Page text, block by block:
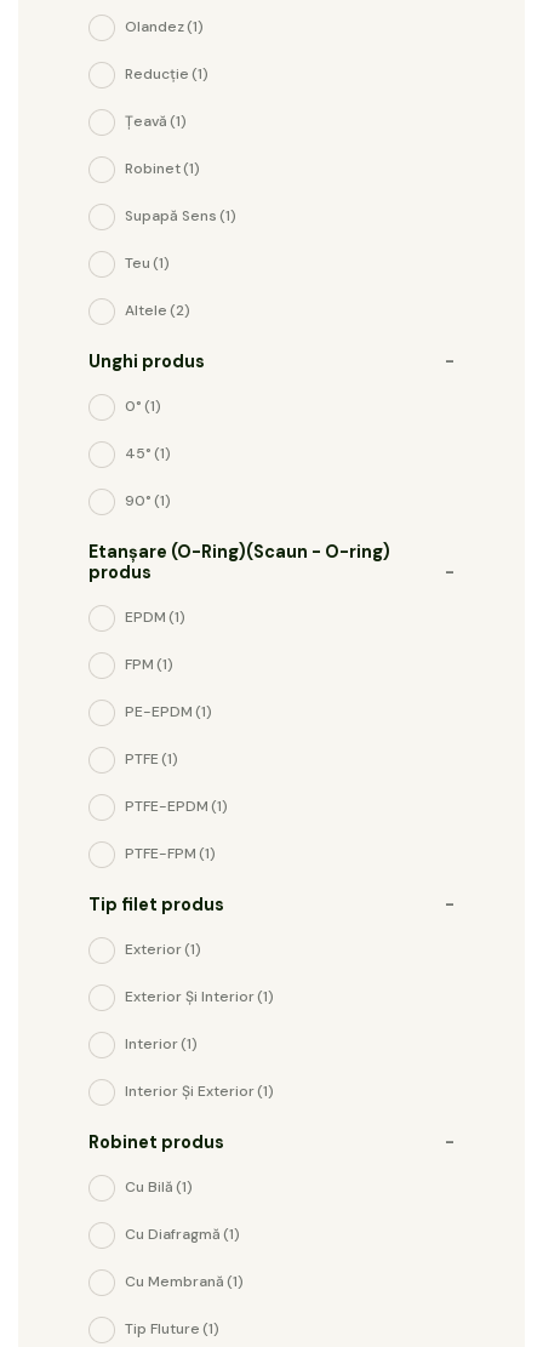
Olandez(1)
Reducție(1)
Țeavă(1)
Robinet(1)
Supapă Sens(1)
Teu(1)
Altele(2)
Unghi produs -
0°(1)
45°(1)
90°(1)
Etanșare (O-Ring)(Scaun - O-ring)
produs
-
EPDM(1)
FPM(1)
PE-EPDM(1)
PTFE(1)
PTFE-EPDM(1)
PTFE-FPM(1)
Tip filet produs -
Exterior(1)
Exterior Și Interior(1)
Interior(1)
Interior Și Exterior(1)
Robinet produs -
Cu Bilă(1)
Cu Diafragmă(1)
Cu Membrană(1)
Tip Fluture(1)